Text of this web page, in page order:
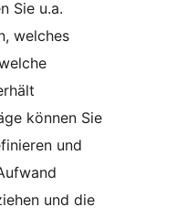
Sie u.a.
welches
können Sie
und
und die